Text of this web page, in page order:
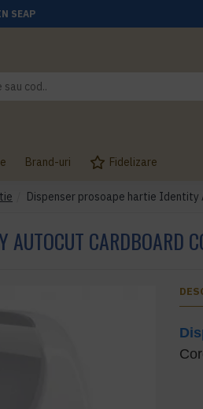
SEAP
Brand-uri Fidelizare
Dispenser prosoape hartie Identity
CARDBOARD